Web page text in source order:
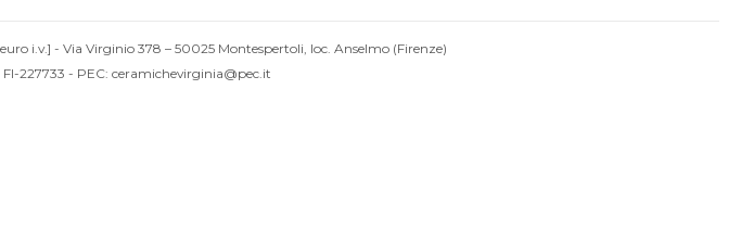
i.v.] - Via Virginio 378 – 50025 Montespertoli, loc. Anselmo (Firenze)
227733 - PEC: ceramichevirginia@pec.it